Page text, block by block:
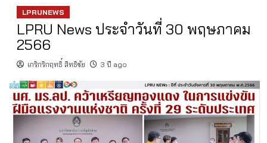
LPRUNEWS
LPRU News ประจำวันที่ 30 พฤษภาคม
2566
เกริกริกฤทธิ์ สิทธิชัย 3 ปี ago